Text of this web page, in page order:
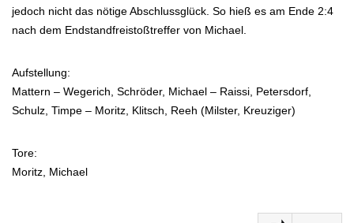
jedoch nicht das nötige Abschlussglück. So hieß es am Ende 2:4
nach dem Endstandfreistoßtreffer von Michael.
Aufstellung:
Mattern – Wegerich, Schröder, Michael – Raissi, Petersdorf,
Schulz, Timpe – Moritz, Klitsch, Reeh (Milster, Kreuziger)
Tore:
Moritz, Michael